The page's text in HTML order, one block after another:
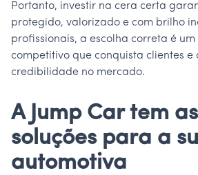
Portanto, investir na cera certa
protegido, valorizado e com brilho
profissionais, a escolha correta é um
competitivo que conquista clientes e
credibilidade no mercado.
A Jump Car tem
soluções para a
automotiva